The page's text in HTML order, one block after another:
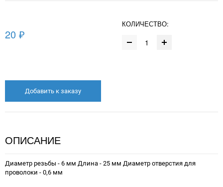
20 ₽
КОЛИЧЕСТВО:
Добавить к заказу
ОПИСАНИЕ
Диаметр резьбы - 6 мм Длина - 25 мм Диаметр отверстия для
проволоки - 0,6 мм